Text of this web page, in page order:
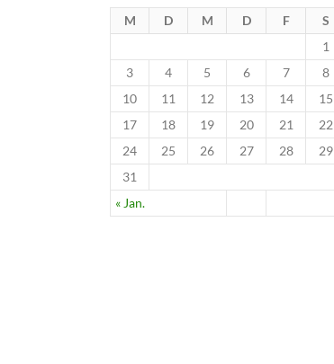
M D M D F S
« Jan.
1
3
4 5 6 7 8
10
11 12 13 14 15
17
18 19 20 21 22
24
25 26 27 28 29
31